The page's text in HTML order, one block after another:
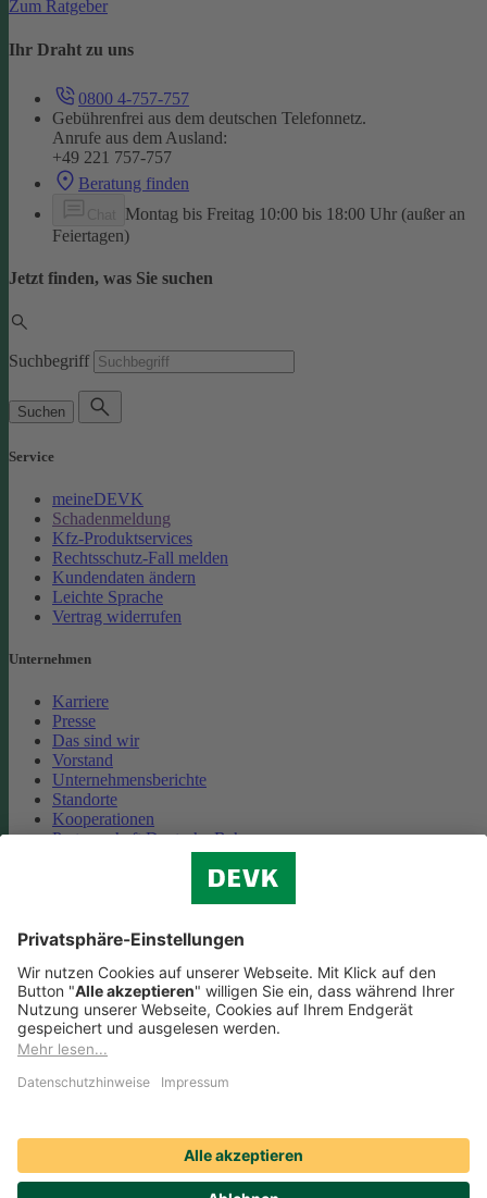
Zum Ratgeber
Ihr Draht zu uns
0800 4-757-757
Gebührenfrei aus dem deutschen Telefonnetz.
Anrufe aus dem Ausland:
+49 221 757-757
Beratung finden
Montag bis Freitag 10:00 bis 18:00 Uhr (außer an
Feiertagen)
Jetzt finden, was Sie suchen
Suchbegriff
Suchen
Service
meineDEVK
Schadenmeldung
Kfz-Produktservices
Rechtsschutz-Fall melden
Kundendaten ändern
Leichte Sprache
Vertrag widerrufen
Unternehmen
Karriere
Presse
Das sind wir
Vorstand
Unternehmensberichte
Standorte
Kooperationen
Partnerschaft Deutsche Bahn
Cookie-Einstellungen
Datenschutz
Impressum
Streitbeilegung
Nutzungshinweise
Compliance
Social Media Icons sowie Verlinkungen, die mit